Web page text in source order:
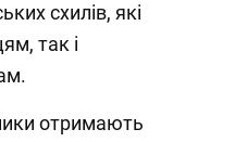
схилів, які
так і
отримають